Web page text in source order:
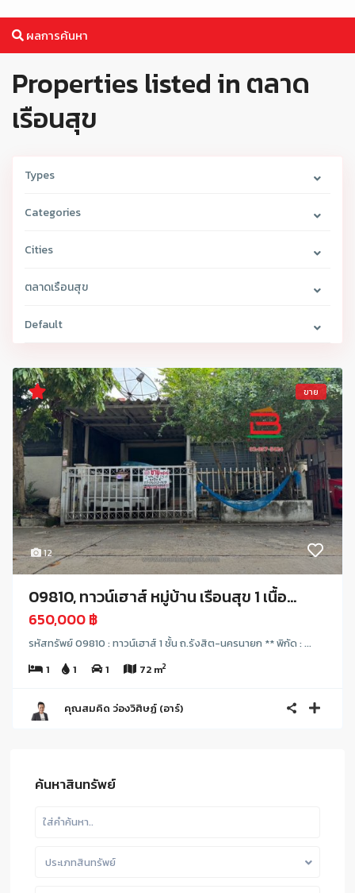
ผลการค้นหา
Properties listed in ตลาด
เรือนสุข
Types
Categories
Cities
ตลาดเรือนสุข
Default
12
ขาย
09810, ทาวน์เฮาส์ หมู่บ้าน เรือนสุข 1 เนื้อ...
650,000 ฿
รหัสทรัพย์ 09810 : ทาวน์เฮาส์ 1 ชั้น ถ.รังสิต-นครนายก ** พิกัด : ...
1
1 1 72 m2
คุณสมคิด ว่องวิศิษฏ์ (อาร์)
ค้นหาสินทรัพย์
ประเภทสินทรัพย์